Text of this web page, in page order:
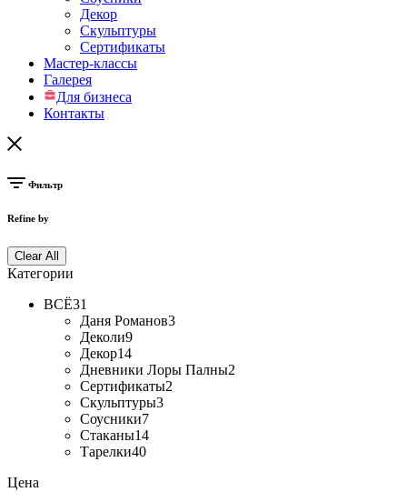
Декор
Скульптуры
Сертификаты
Мастер-классы
Галерея
Для бизнеса
Контакты
Фильтр
Refine by
Clear All
Категории
ВСЁ31
Даня Романов3
Деколи9
Декор14
Дневники Лоры Палны2
Сертификаты2
Скульптуры3
Соусники7
Стаканы14
Тарелки40
Цена